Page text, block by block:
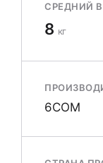
СРЕДНИЙ
8 кг
6COM